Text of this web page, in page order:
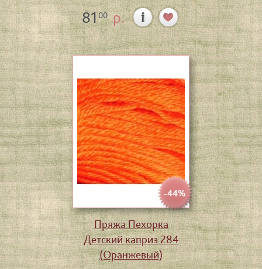
8100р.
-44%
Пряжа Пехорка
Детский каприз 284
(Оранжевый)